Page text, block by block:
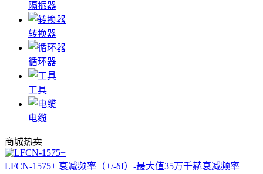
隔振器
转换器
循环器
工具
电缆
商城热卖
LFCN-1575+ 衰减频率（+/-δf）-最大值35万千赫衰减频率